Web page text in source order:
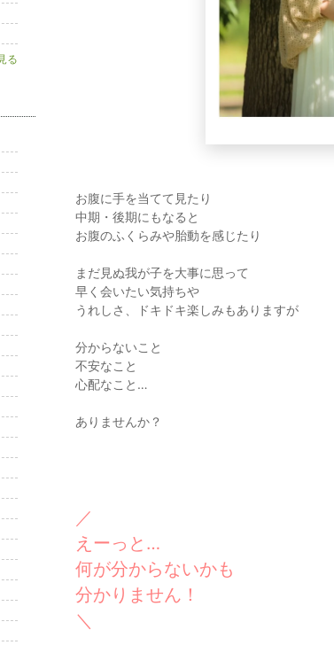
お腹に手を当てて見たり
中期・後期にもなると
お腹のふくらみや胎動を感じたり
まだ見ぬ我が子を大事に思って
早く会いたい気持ちや
うれしさ、ドキドキ楽しみもありますが
分からないこと
不安なこと
心配なこと…
ありませんか？
／
えーっと…
何が分からないかも
分かりません！
＼
る